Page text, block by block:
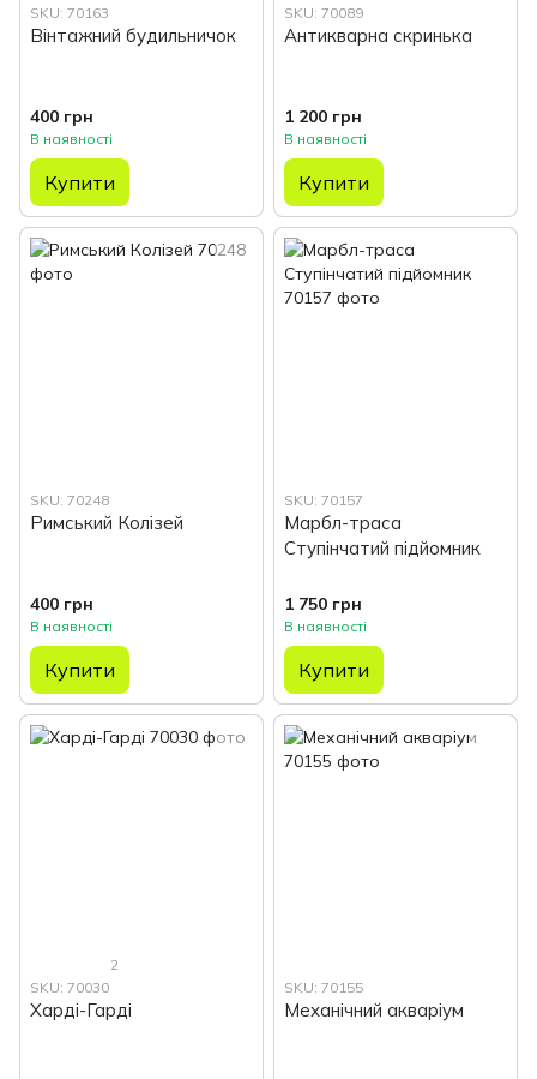
SKU: 70163
Вінтажний будильничок
400 грн
В наявності
Купити
SKU: 70089
Антикварна скринька
1 200 грн
В наявності
Купити
SKU: 70248
Римський Колізей
400 грн
В наявності
Купити
SKU: 70157
Марбл-траса
Ступінчатий підйомник
1 750 грн
В наявності
Купити
2
SKU: 70030
Харді-Гарді
SKU: 70155
Механічний акваріум